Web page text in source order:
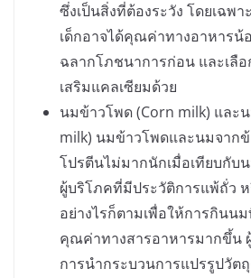
ซึ่งเป็นสิ่งที่ต้องระวัง โดยเฉพ
เด็กอาจได้คุณค่าทางอาหารน้
ฉลากโภชนาการก่อน และเ
เสริมแคลเซียมด้วย
นมข้าวโพด (Corn milk) และ
milk) นมข้าวโพดและนมจาก
โปรตีนไม่มากนักเมื่อเทียบกับ
ผู้บริโภคที่มีประวัติการแพ้ถั่ว
อย่างไรก็ตามเพื่อให้การกินน
คุณค่าทางสารอาหารมากขึ้น
การนำกระบวนการแปรรูปวัต